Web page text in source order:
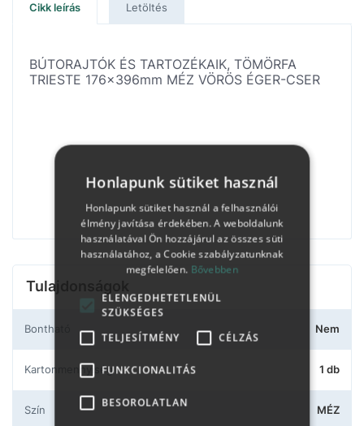
Cikk leírás Letöltés
BÚTORAJTÓK ÉS TARTOZÉKAIK, TÖMÖRFA
TRIESTE 176x396mm MÉZ VÖRÖS ÉGER-CSER
Tulajdonságok
Bontható Nem
Kartonmennyiség 1 db
Szín MÉZ
Honlapunk sütiket használ
Honlapunk sütiket használ a felhasználói
élmény javítása érdekében. A weboldalunk
használatával Ön hozzájárul az összes süti
használatához, a Cookie szabályzatunknak
megfelelően. Bővebben
ELENGEDHETETLENÜL
SZÜKSÉGES
TELJESÍTMÉNY
CÉLZÁS
FUNKCIONALITÁS
BESOROLATLAN